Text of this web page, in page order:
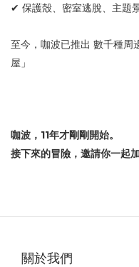
✔ 保護殼、密室逃脫、主題
至今，咖波已推出 數千種周
屋」
咖波，11年才剛剛開始。
接下來的冒險，邀請你一起
關於我們